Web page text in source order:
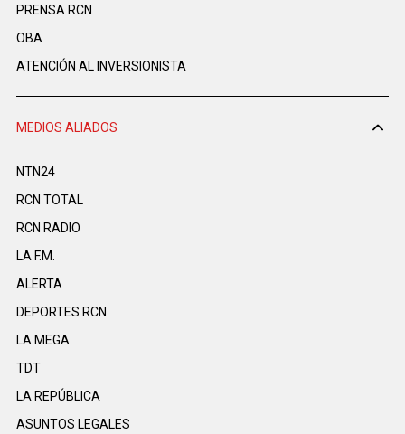
PRENSA RCN
OBA
ATENCIÓN AL INVERSIONISTA
MEDIOS ALIADOS
NTN24
RCN TOTAL
RCN RADIO
LA F.M.
ALERTA
DEPORTES RCN
LA MEGA
TDT
LA REPÚBLICA
ASUNTOS LEGALES